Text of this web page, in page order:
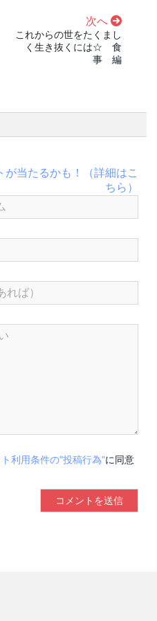
次へ
これからの世をたくまし
く生き抜くには☆ 食
事 編
利用条件の"投稿行為"に同意